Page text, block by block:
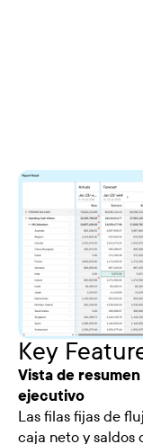
Key
Vista de resumen
ejecutivo
Las filas fijas de
caja neto y saldos